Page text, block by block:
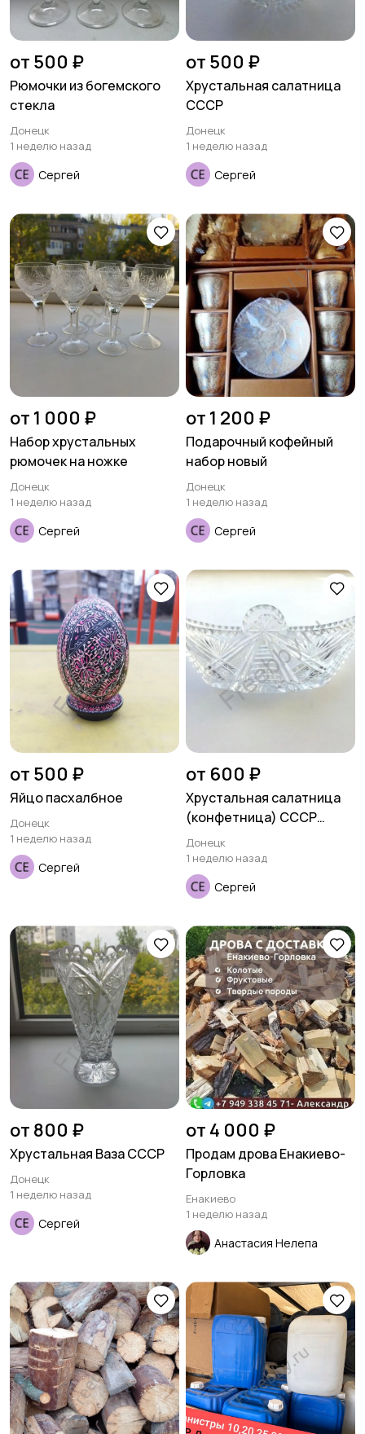
от 500 ₽
Рюмочки из богемского
стекла
Донецк
1 неделю назад
Сергей
от 500 ₽
Хрустальная салатница
СССР
Донецк
1 неделю назад
Сергей
от 1 000 ₽
Набор хрустальных
рюмочек на ножке
Донецк
1 неделю назад
Сергей
от 1 200 ₽
Подарочный кофейный
набор новый
Донецк
1 неделю назад
Сергей
от 500 ₽
Яйцо пасхалбное
Донецк
1 неделю назад
Сергей
от 600 ₽
Хрустальная салатница
(конфетница) СССР
ладья
Донецк
1 неделю назад
Сергей
от 800 ₽
Хрустальная Ваза СССР
Донецк
1 неделю назад
Сергей
от 4 000 ₽
Продам дрова Енакиево-
Горловка
Енакиево
1 неделю назад
Анастасия Нелепа